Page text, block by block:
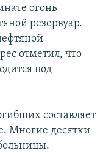
огонь
резервуар.
отметил, что
под
составляет
Многие десятки